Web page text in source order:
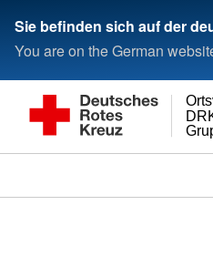
Sie befinden sich auf der
You are on the German